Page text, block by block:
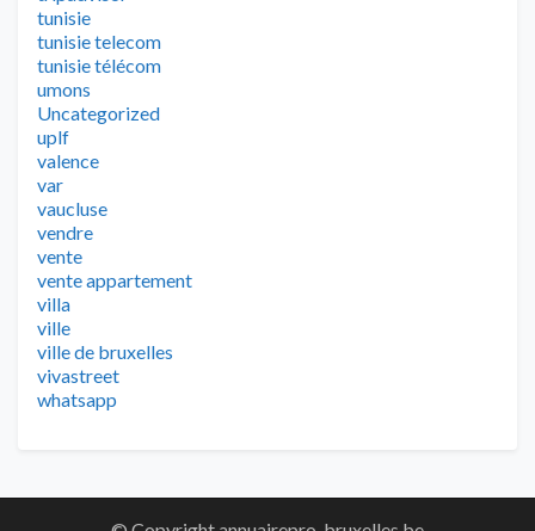
tunisie
tunisie telecom
tunisie télécom
umons
Uncategorized
uplf
valence
var
vaucluse
vendre
vente
vente appartement
villa
ville
ville de bruxelles
vivastreet
whatsapp